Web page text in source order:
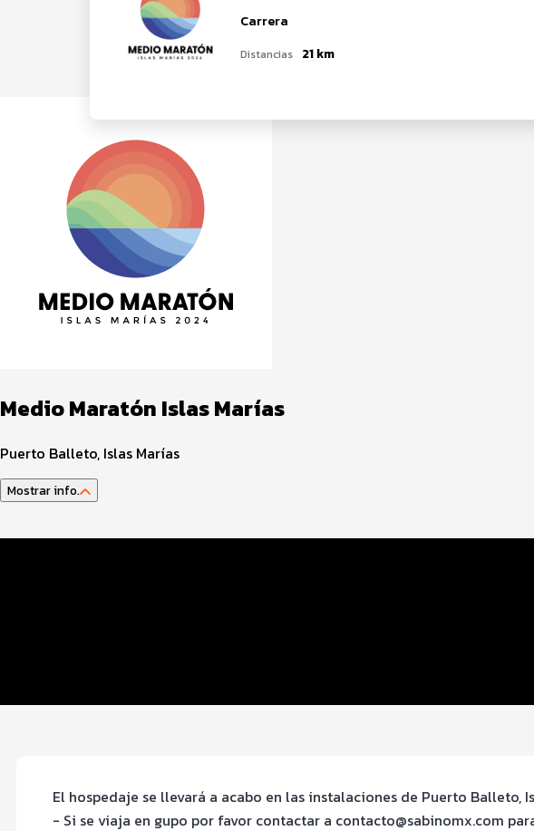
Carrera
Distancias 21 km
Medio Maratón Islas Marías
Puerto Balleto, Islas Marías
Mostrar info.
El hospedaje se llevará a acabo en las instalaciones de Puerto Balleto,
- Si se viaja en gupo por favor contactar a contacto@sabinomx.com